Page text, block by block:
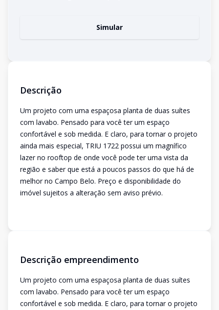
Simular
Descrição
Um projeto com uma espaçosa planta de duas suítes
com lavabo. Pensado para você ter um espaço
confortável e sob medida. E claro, para tornar o projeto
ainda mais especial, TRIU 1722 possui um magnífico
lazer no rooftop de onde você pode ter uma vista da
região e saber que está a poucos passos do que há de
melhor no Campo Belo. Preço e disponibilidade do
imóvel sujeitos a alteração sem aviso prévio.
Descrição empreendimento
Um projeto com uma espaçosa planta de duas suítes
com lavabo. Pensado para você ter um espaço
confortável e sob medida. E claro, para tornar o projeto